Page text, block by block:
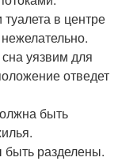
в центре
уязвим для
отведет
быть
быть разделены.